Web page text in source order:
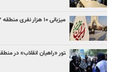
میزبانی ۱۰ هزار نفری منطقه ۱۲ در چهارمین سوگواره «محرم شهر»
‍تور «راهیان انقلاب» در منطقه ۱۲ برگزار